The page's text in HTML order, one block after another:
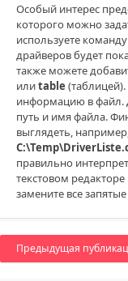
Особый интерес
которого можно
используете команду
драйверов будет
также можете
илиtable
информацию в файл.
путь и имя файла.
выглядеть,
правильно
текстовом
замените все
Предыдущая